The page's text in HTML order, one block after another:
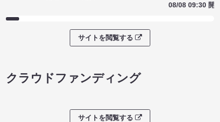
08/08 09:30 開
サイトを閲覧する
クラウドファンディング
サイトを閲覧する